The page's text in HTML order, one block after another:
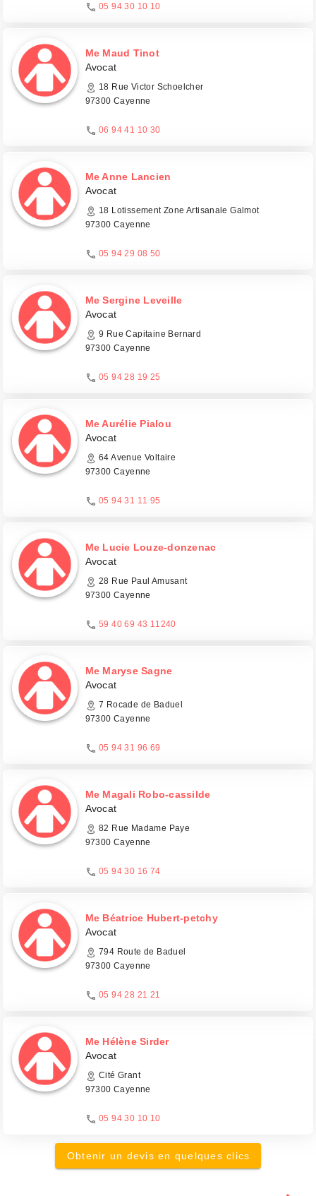
05 94 30 10 10
Me Maud Tinot
Avocat
18 Rue Victor Schoelcher
97300 Cayenne
06 94 41 10 30
Me Anne Lancien
Avocat
18 Lotissement Zone Artisanale Galmot
97300 Cayenne
05 94 29 08 50
Me Sergine Leveille
Avocat
9 Rue Capitaine Bernard
97300 Cayenne
05 94 28 19 25
Me Aurélie Pialou
Avocat
64 Avenue Voltaire
97300 Cayenne
05 94 31 11 95
Me Lucie Louze-donzenac
Avocat
28 Rue Paul Amusant
97300 Cayenne
59 40 69 43 11240
Me Maryse Sagne
Avocat
7 Rocade de Baduel
97300 Cayenne
05 94 31 96 69
Me Magali Robo-cassilde
Avocat
82 Rue Madame Paye
97300 Cayenne
05 94 30 16 74
Me Béatrice Hubert-petchy
Avocat
794 Route de Baduel
97300 Cayenne
05 94 28 21 21
Me Hélène Sirder
Avocat
Cité Grant
97300 Cayenne
05 94 30 10 10
Obtenir un devis en quelques clics